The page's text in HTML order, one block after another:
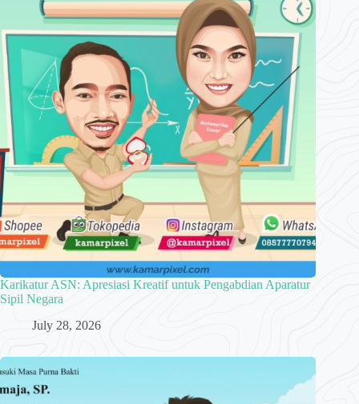
Karikatur ASN: Apresiasi Kreatif untuk Pengabdian Aparatur
Sipil Negara
July 28, 2026